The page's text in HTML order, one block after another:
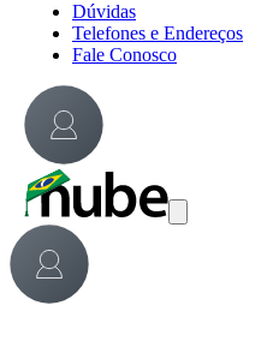
Dúvidas
Telefones e Endereços
Fale Conosco